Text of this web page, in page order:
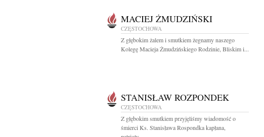
MACIEJ ŻMUDZIŃSKI
CZĘSTOCHOWA
Z głębokim żalem i smutkiem żegnamy naszego
Kolegę Macieja Żmudzińskiego Rodzinie, Bliskim i...
STANISŁAW ROZPONDEK
CZĘSTOCHOWA
Z głębokim smutkiem przyjęliśmy wiadomość o
śmierci Ks. Stanisława Rospondka kapłana,